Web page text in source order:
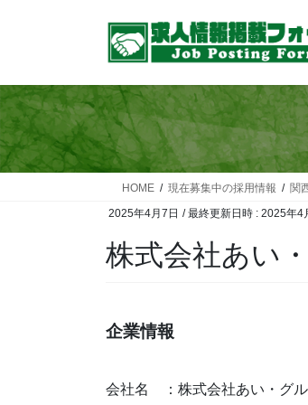
ツ
へ
ス
キ
シ
ョ
ン
に
HOME 現在募集中の採用情報 関
2025年4月7日 / 最終更新日時 : 2025年4
株式会社あい
企業情報
会社名 ：株式会社あい・グ